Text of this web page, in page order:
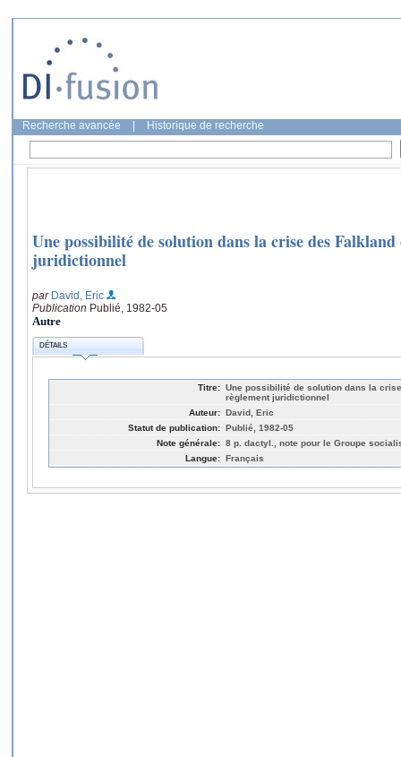
Recherche avancée Historique de recherche
Une possibilité de solution dans la crise des
juridictionnel
par David, Eric
Publication Publié, 1982-05
Autre
DÉTAILS
Titre: Une possibilité de solution dans la
règlement juridictionnel
Auteur: David, Eric
Statut de publication: Publié, 1982-05
Note générale: 8 p. dactyl., note pour le Groupe
Langue: Français